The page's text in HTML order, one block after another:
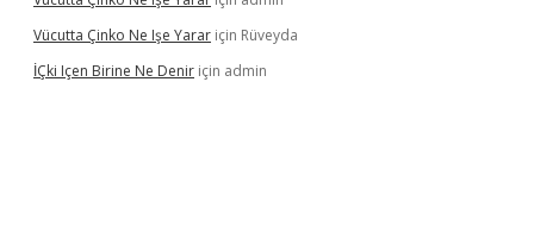
Vücutta Çinko Ne Işe Yarar için Rüveyda
İÇki Içen Birine Ne Denir için admin